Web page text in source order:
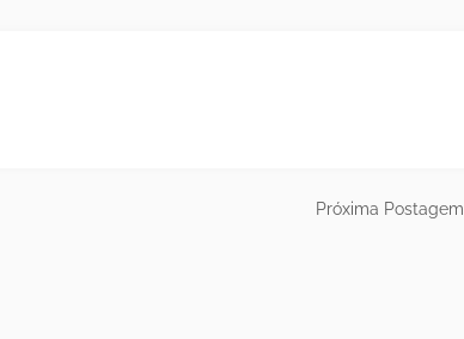
Próxima Postagem